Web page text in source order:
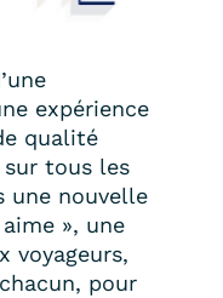
expérience
qualité
sur tous les
une nouvelle
», une
voyageurs,
pour